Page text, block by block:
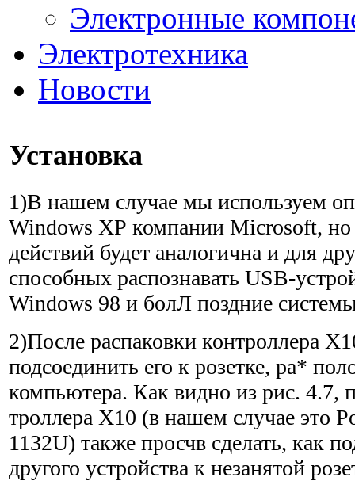
Электронные
Электротехника
Новости
Установка
1)В нашем случае мы используем
Windows ХР компании Microsoft, но
действий будет аналогична и для
способных распознавать USB-
Windows 98 и болЛ поздние
2)После распаковки контроллера
подсоединить его к розетке, ра*
компьютера. Как видно из рис. 4.7,
троллера Х10 (в нашем случае это
1132U) также просчв сделать, как
другого устройства к незанятой